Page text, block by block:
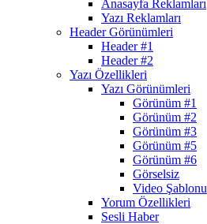
Anasayfa Reklamları
Yazı Reklamları
Header Görünümleri
Header #1
Header #2
Yazı Özellikleri
Yazı Görünümleri
Görünüm #1
Görünüm #2
Görünüm #3
Görünüm #5
Görünüm #6
Görselsiz
Video Şablonu
Yorum Özellikleri
Sesli Haber